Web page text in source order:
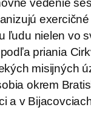
vedenie
ľudu nielen vo
priania
misijných
okrem
a v